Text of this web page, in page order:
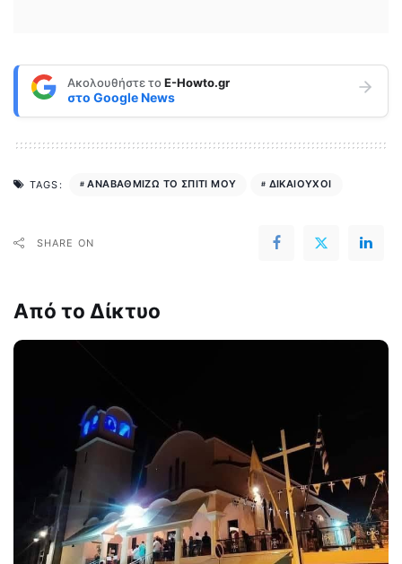
Ακολουθήστε τοE-Howto.gr
στο Google News
TAGS: ΑΝΑΒΑΘΜΙΖΩ ΤΟ ΣΠΙΤΙ ΜΟΥ ΔΙΚΑΙΟΥΧΟΙ
SHARE ON
Από το Δίκτυο